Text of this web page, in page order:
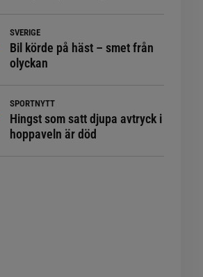
SVERIGE
Bil körde på häst – smet från
olyckan
SPORTNYTT
Hingst som satt djupa avtryck i
hoppaveln är död